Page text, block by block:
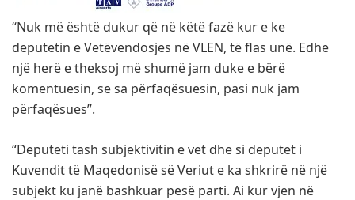
“Nuk më është dukur që në këtë fazë kur e ke
deputetin e Vetëvendosjes në VLEN, të flas unë. Edhe
një herë e theksoj më shumë jam duke e bërë
komentuesin, se sa përfaqësuesin, pasi nuk jam
përfaqësues”.
“Deputeti tash subjektivitin e vet dhe si deputet i
Kuvendit të Maqedonisë së Veriut e ka shkrirë në një
subjekt ku janë bashkuar pesë parti. Ai kur vjen në